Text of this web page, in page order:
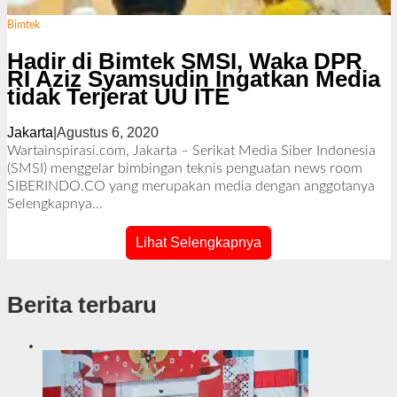
Bimtek
Hadir di Bimtek SMSI, Waka DPR
RI Aziz Syamsudin Ingatkan Media
tidak Terjerat UU ITE
Jakarta Agustus 6, 2020o
l
e
h
d
a
Wartainspirasi.com, Jakarta – Serikat Media Siber Indonesia
(SMSI) menggelar bimbingan teknis penguatan news room
SIBERINDO.CO yang merupakan media dengan anggotanya
Selengkapnya…
Lihat Selengkapnya
Berita terbaru